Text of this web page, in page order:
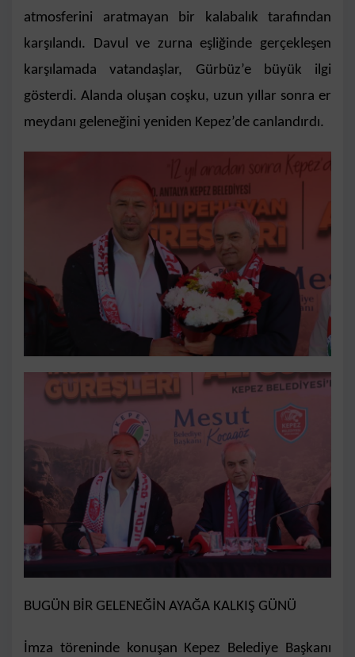
atmosferini aratmayan bir kalabalık tarafından
karşılandı. Davul ve zurna eşliğinde gerçekleşen
karşılamada vatandaşlar, Gürbüz’e büyük ilgi
gösterdi. Alanda oluşan coşku, uzun yıllar sonra er
meydanı geleneğini yeniden Kepez’de canlandırdı.
BUGÜN BİR GELENEĞİN AYAĞA KALKIŞ GÜNÜ
İmza töreninde konuşan Kepez Belediye Başkanı